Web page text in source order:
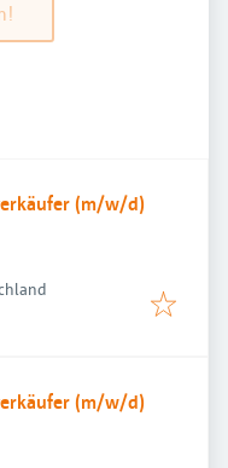
(m/w/d)
(m/w/d)